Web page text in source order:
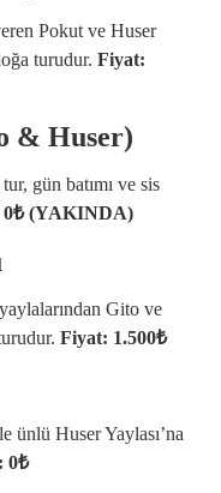
Pokut ve Huser
turudur. Fiyat:
& Huser)
gün batımı ve sis
0₺ (YAKINDA)
Gito ve
Fiyat: 1.500₺
ünlü Huser Yaylası’na
0₺